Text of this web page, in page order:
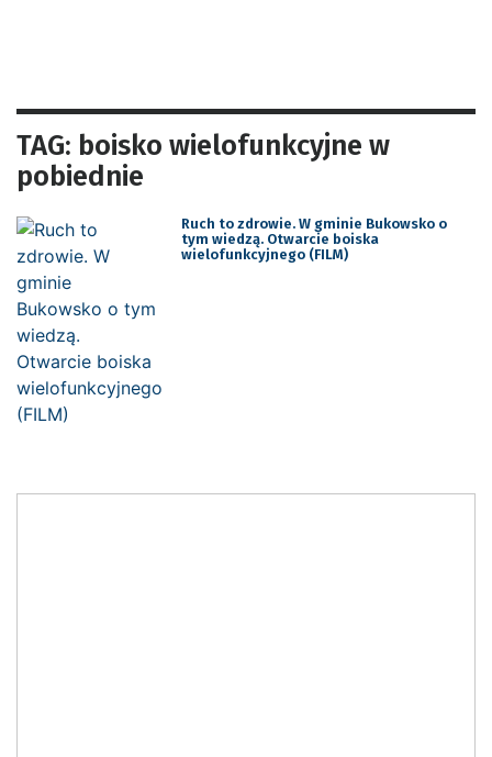
TAG: boisko wielofunkcyjne w
pobiednie
Ruch to zdrowie. W gminie Bukowsko o
tym wiedzą. Otwarcie boiska
wielofunkcyjnego (FILM)